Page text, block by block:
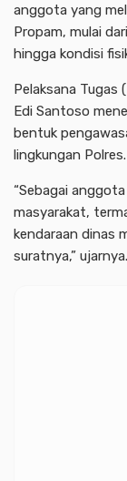
anggota yang
Propam, mulai
hingga kondisi
Pelaksana Tugas
Edi Santoso
bentuk
lingkungan Polres.
“Sebagai
masyarakat,
kendaraan dinas
suratnya,” ujarnya.